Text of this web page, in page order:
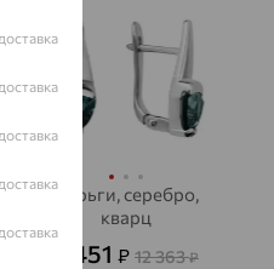
Серьги, серебро,
кварц
4 451 ₽ 12 363₽
доставка
доставка
доставка
доставка
доставка